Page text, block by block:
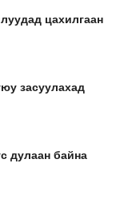
цахилгаан
засуулахад
дулаан байна